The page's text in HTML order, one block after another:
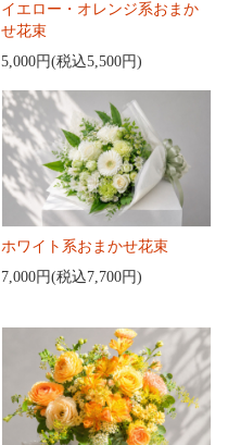
イエロー・オレンジ系おまか
せ花束
5,000円(税込5,500円)
ホワイト系おまかせ花束
7,000円(税込7,700円)